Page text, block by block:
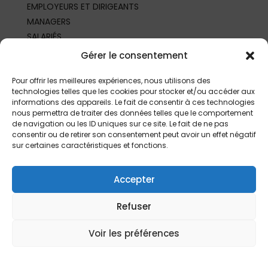
Gérer le consentement
Pour offrir les meilleures expériences, nous utilisons des
technologies telles que les cookies pour stocker et/ou accéder aux
informations des appareils. Le fait de consentir à ces technologies
nous permettra de traiter des données telles que le comportement
de navigation ou les ID uniques sur ce site. Le fait de ne pas
consentir ou de retirer son consentement peut avoir un effet négatif
sur certaines caractéristiques et fonctions.
Accepter
Refuser
Voir les préférences
EMPLOYEURS ET DIRIGEANTS
MANAGERS
SALARIÉS
REPRÉSENTANTS DU PERSONNEL
PARTENAIRES ET PROFESSIONNELS
Mentions légales